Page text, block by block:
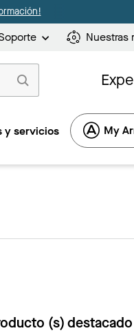
Nuestras
y servicios My
(s) destacado